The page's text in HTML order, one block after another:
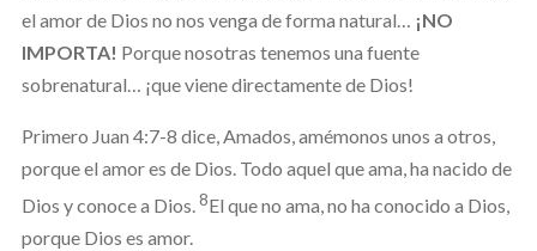
el amor de Dios no nos venga de forma natural… ¡NO
IMPORTA! Porque nosotras tenemos una fuente
sobrenatural… ¡que viene directamente de Dios!
Primero Juan 4:7-8 dice, Amados, amémonos unos a otros,
porque el amor es de Dios. Todo aquel que ama, ha nacido de
Dios y conoce a Dios. 8El que no ama, no ha conocido a Dios,
porque Dios es amor.